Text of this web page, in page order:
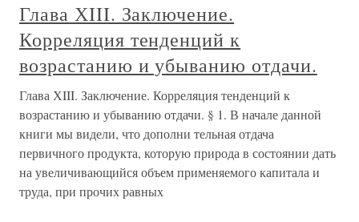
Глава ХIII. Заключение.
Корреляция тенденций к
возрастанию и убыванию отдачи.
Глава ХIII. Заключение. Корреляция тенденций к
возрастанию и убыванию отдачи. § 1. В начале данной
книги мы видели, что дополни тельная отдача
первичного продукта, которую природа в состоянии дать
на увеличивающийся объем применяемого капитала и
труда, при прочих равных